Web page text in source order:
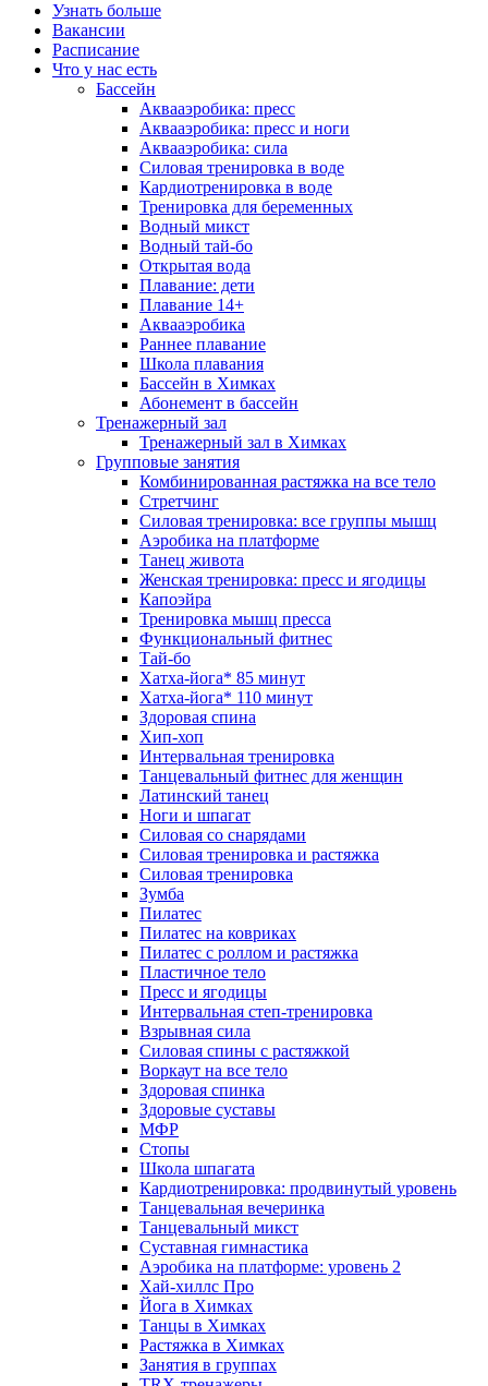
Узнать больше
Вакансии
Расписание
Что у нас есть
Бассейн
Аквааэробика: пресс
Аквааэробика: пресс и ноги
Аквааэробика: сила
Силовая тренировка в воде
Кардиотренировка в воде
Тренировка для беременных
Водный микст
Водный тай-бо
Открытая вода
Плавание: дети
Плавание 14+
Аквааэробика
Раннее плавание
Школа плавания
Бассейн в Химках
Абонемент в бассейн
Тренажерный зал
Тренажерный зал в Химках
Групповые занятия
Комбинированная растяжка на все тело
Стретчинг
Силовая тренировка: все группы мышц
Аэробика на платформе
Танец живота
Женская тренировка: пресс и ягодицы
Капоэйра
Тренировка мышц пресса
Функциональный фитнес
Тай-бо
Хатха-йога* 85 минут
Хатха-йога* 110 минут
Здоровая спина
Хип-хоп
Интервальная тренировка
Танцевальный фитнес для женщин
Латинский танец
Ноги и шпагат
Силовая со снарядами
Силовая тренировка и растяжка
Силовая тренировка
Зумба
Пилатес
Пилатес на ковриках
Пилатес с роллом и растяжка
Пластичное тело
Пресс и ягодицы
Интервальная степ-тренировка
Взрывная сила
Силовая спины с растяжкой
Воркаут на все тело
Здоровая спинка
Здоровые суставы
МФР
Стопы
Школа шпагата
Кардиотренировка: продвинутый уровень
Танцевальная вечеринка
Танцевальный микст
Суставная гимнастика
Аэробика на платформе: уровень 2
Хай-хиллс Про
Йога в Химках
Танцы в Химках
Растяжка в Химках
Занятия в группах